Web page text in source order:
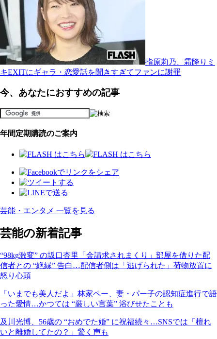
指原莉乃、霜降りミ
キEXITにギャラ・恋愛話を聞きすぎてファンに謝罪
今、あなたにおすすめの記事
年間定期購読のご案内
芸能・エンタメ 一覧を見る
芸能の新着記事
“98kg激変” の坂口杏里「金請求されまくり」部屋を借りた配
信者との “絶縁” 告白…配信者側は「逃げられた」荷物放置に
怒り心頭
「いまでも美人だよ」林家ペー、妻・パー子の認知症進行で語
った愛情…かつては “厳しい言葉” 浴びせたことも
及川光博、56歳の “おめでた婚” に祝福続々…SNSでは「檀れ
いと離婚してたの？」驚く声も